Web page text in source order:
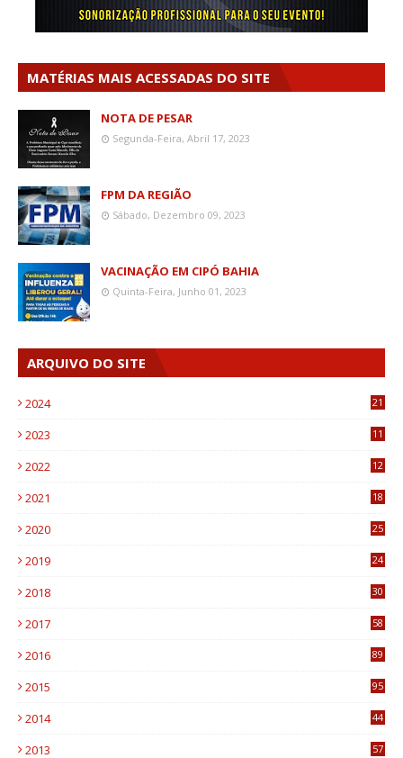
MATÉRIAS MAIS ACESSADAS DO SITE
NOTA DE PESAR
Segunda-Feira, Abril 17, 2023
FPM DA REGIÃO
Sábado, Dezembro 09, 2023
VACINAÇÃO EM CIPÓ BAHIA
Quinta-Feira, Junho 01, 2023
ARQUIVO DO SITE
2024 21
2023
11
2022
12
2021
18
2020
25
2019
24
2018
30
2017
58
2016
89
2015
95
2014
44
2013
57